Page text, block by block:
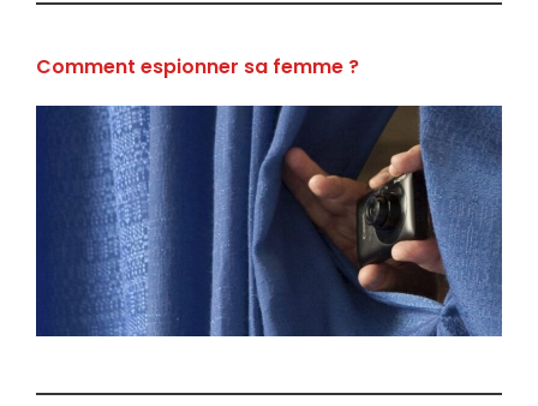
Comment espionner sa femme ?